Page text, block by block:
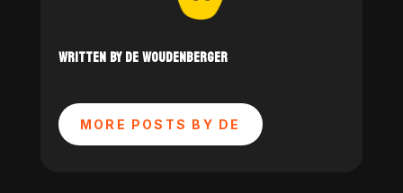
WRITTEN BY DE WOUDENBERGER
MORE POSTS BY DE